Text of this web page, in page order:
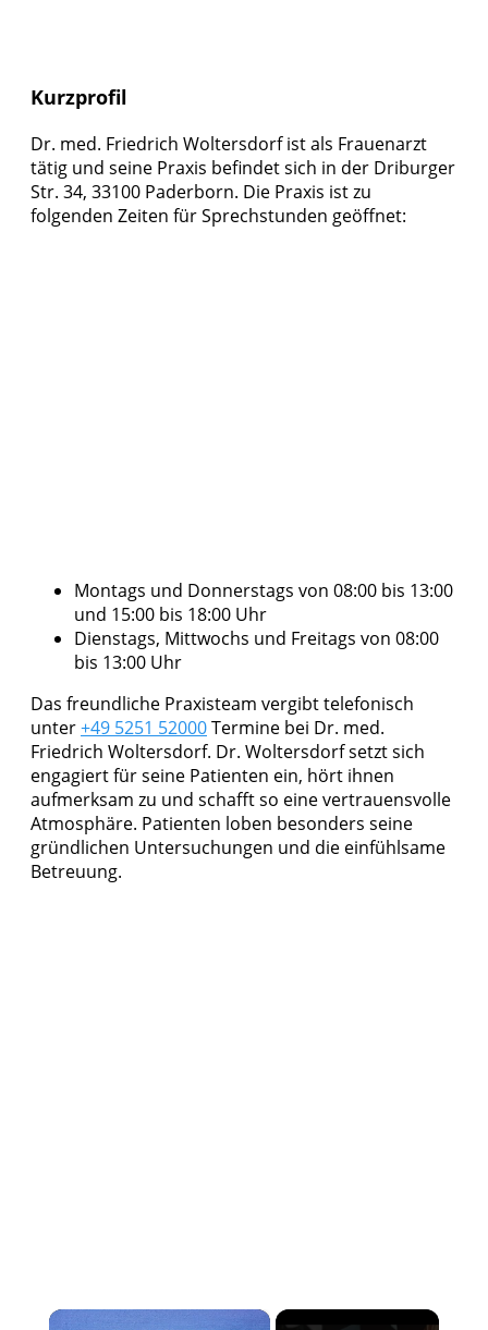
Kurzprofil
Dr. med. Friedrich Woltersdorf ist als Frauenarzt
tätig und seine Praxis befindet sich in der Driburger
Str. 34, 33100 Paderborn. Die Praxis ist zu
folgenden Zeiten für Sprechstunden geöffnet:
Montags und Donnerstags von 08:00 bis 13:00
und 15:00 bis 18:00 Uhr
Dienstags, Mittwochs und Freitags von 08:00
bis 13:00 Uhr
Das freundliche Praxisteam vergibt telefonisch
unter+49 5251 52000Termine bei Dr. med.
Friedrich Woltersdorf. Dr. Woltersdorf setzt sich
engagiert für seine Patienten ein, hört ihnen
aufmerksam zu und schafft so eine vertrauensvolle
Atmosphäre. Patienten loben besonders seine
gründlichen Untersuchungen und die einfühlsame
Betreuung.
×